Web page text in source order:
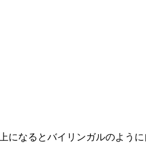
なるとバイリンガルのよう